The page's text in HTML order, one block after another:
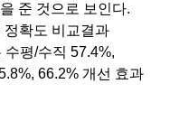
준 것으로 보인다.
확도 비교결과
수평/수직 57.4%,
66.2% 개선 효과